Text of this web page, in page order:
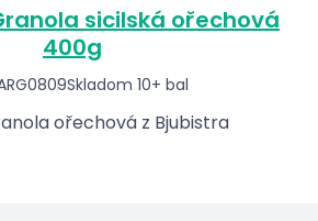
sicilská ořechová
400g
Skladom 10+ bal
ořechová z Bjubistra